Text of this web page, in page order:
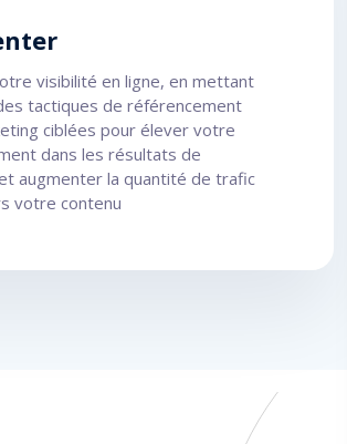
visibilité en ligne, en mettant
tactiques de référencement
ciblées pour élever votre
dans les résultats de
augmenter la quantité de trafic
votre contenu